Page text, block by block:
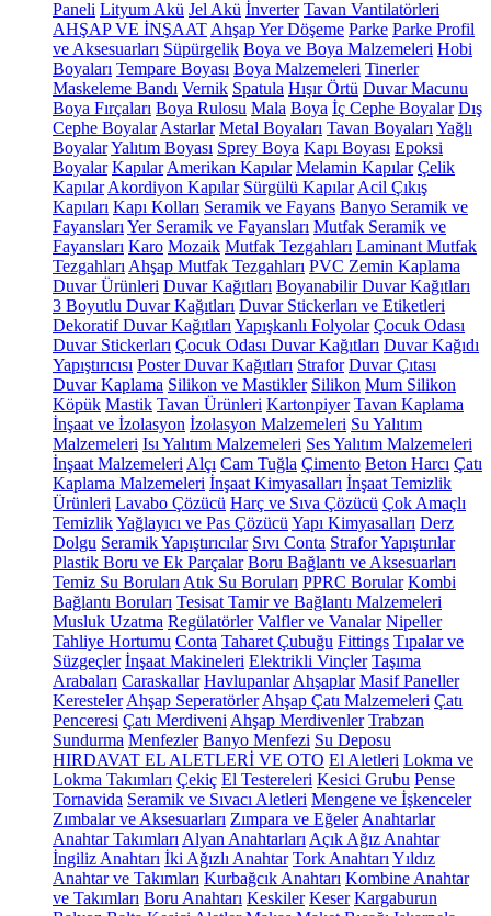
Paneli Lityum Akü Jel Akü İnverter Tavan Vantilatörleri
AHŞAP VE İNŞAAT Ahşap Yer Döşeme Parke Parke Profil
ve Aksesuarları Süpürgelik Boya ve Boya Malzemeleri Hobi
Boyaları Tempare Boyası Boya Malzemeleri Tinerler
Maskeleme Bandı Vernik Spatula Hışır Örtü Duvar Macunu
Boya Fırçaları Boya Rulosu Mala Boya İç Cephe Boyalar Dış
Cephe Boyalar Astarlar Metal Boyaları Tavan Boyaları Yağlı
BoyalarYalıtım Boyası Sprey Boya Kapı Boyası Epoksi
Boyalar Kapılar Amerikan Kapılar Melamin Kapılar Çelik
Kapılar Akordiyon Kapılar Sürgülü Kapılar Acil Çıkış
Kapıları Kapı Kolları Seramik ve Fayans Banyo Seramik ve
Fayansları Yer Seramik ve Fayansları Mutfak Seramik ve
Fayansları Karo Mozaik Mutfak Tezgahları Laminant Mutfak
Tezgahları Ahşap Mutfak Tezgahları PVC Zemin Kaplama
Duvar Ürünleri Duvar Kağıtları Boyanabilir Duvar Kağıtları
3 Boyutlu Duvar Kağıtları Duvar Stickerları ve Etiketleri
Dekoratif Duvar Kağıtları Yapışkanlı Folyolar Çocuk Odası
Duvar Stickerları Çocuk Odası Duvar Kağıtları Duvar Kağıdı
Yapıştırıcısı Poster Duvar Kağıtları Strafor Duvar Çıtası
Duvar Kaplama Silikon ve Mastikler Silikon Mum Silikon
Köpük Mastik Tavan Ürünleri Kartonpiyer Tavan Kaplama
İnşaat ve İzolasyon İzolasyon Malzemeleri Su Yalıtım
Malzemeleri Isı Yalıtım Malzemeleri Ses Yalıtım Malzemeleri
İnşaat Malzemeleri Alçı Cam Tuğla Çimento Beton Harcı Çatı
Kaplama Malzemeleri İnşaat Kimyasalları İnşaat Temizlik
Ürünleri Lavabo Çözücü Harç ve Sıva Çözücü Çok Amaçlı
TemizlikYağlayıcı ve Pas Çözücü Yapı Kimyasalları Derz
Dolgu Seramik Yapıştırıcılar Sıvı Conta Strafor Yapıştırılar
Plastik Boru ve Ek Parçalar Boru Bağlantı ve Aksesuarları
Temiz Su Boruları Atık Su Boruları PPRC Borular Kombi
Bağlantı Boruları Tesisat Tamir ve Bağlantı Malzemeleri
Musluk Uzatma Regülatörler Valfler ve Vanalar Nipeller
Tahliye Hortumu Conta Taharet Çubuğu Fittings Tıpalar ve
Süzgeçler İnşaat Makineleri Elektrikli Vinçler Taşıma
Arabaları Caraskallar Havlupanlar Ahşaplar Masif Paneller
Keresteler Ahşap Seperatörler Ahşap Çatı Malzemeleri Çatı
Penceresi Çatı Merdiveni Ahşap Merdivenler Trabzan
Sundurma Menfezler Banyo Menfezi Su Deposu
HIRDAVAT EL ALETLERİ VE OTO El Aletleri Lokma ve
Lokma Takımları Çekiç El Testereleri Kesici Grubu Pense
Tornavida Seramik ve Sıvacı Aletleri Mengene ve İşkenceler
Zımbalar ve Aksesuarları Zımpara ve Eğeler Anahtarlar
Anahtar Takımları Alyan Anahtarları Açık Ağız Anahtar
İngiliz Anahtarı İki Ağızlı Anahtar Tork Anahtarı Yıldız
Anahtar ve Takımları Kurbağcık Anahtarı Kombine Anahtar
ve Takımları Boru Anahtarı Keskiler Keser Kargaburun